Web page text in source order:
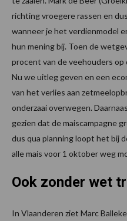
richting vroegere rassen en
wanneer je het verdienmodel
hun mening bij. Toen de
procent van de veehouders op
Nu we uitleg geven en een
van het verlies aan
onderzaai overwegen.
gezien dat de maiscampagne
dus qua planning loopt het bij
alle mais voor 1 oktober weg
Ook zonder wet
In Vlaanderen ziet Marc